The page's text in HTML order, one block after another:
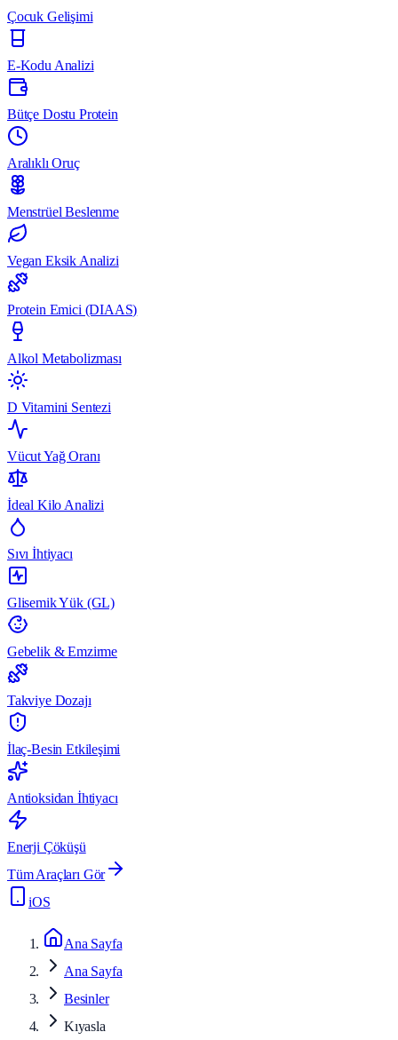
Çocuk Gelişimi
E-Kodu Analizi
Bütçe Dostu Protein
Aralıklı Oruç
Menstrüel Beslenme
Vegan Eksik Analizi
Protein Emici (DIAAS)
Alkol Metabolizması
D Vitamini Sentezi
Vücut Yağ Oranı
İdeal Kilo Analizi
Sıvı İhtiyacı
Glisemik Yük (GL)
Gebelik & Emzirme
Takviye Dozajı
İlaç-Besin Etkileşimi
Antioksidan İhtiyacı
Enerji Çöküşü
Tüm Araçları Gör
iOS
Ana Sayfa
Ana Sayfa
Besinler
Kıyasla